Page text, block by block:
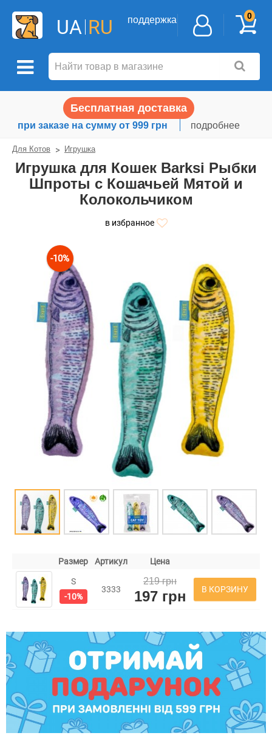
UA RU поддержка 0
Бесплатная доставка
при заказе на сумму от 999 грн подробнее
Для Котов Игрушка
Игрушка для Кошек Barksi Рыбки
Шпроты с Кошачьей Мятой и
Колокольчиком
в избранное
-10%
Размер Артикул Цена
S
-10%
3333
219 грн
197 грн В КОРЗИНУ